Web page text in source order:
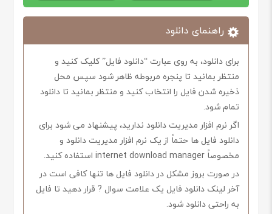
راهنمای دانلود
برای دانلود، به روی عبارت “دانلود فایل” کلیک کنید و
منتظر بمانید تا پنجره مربوطه ظاهر شود سپس محل
ذخیره شدن فایل را انتخاب کنید و منتظر بمانید تا دانلود
تمام شود.
اگر نرم افزار مدیریت دانلود ندارید، پیشنهاد می شود برای
دانلود فایل ها حتماً از یک نرم افزار مدیریت دانلود و
مخصوصاً internet download manager استفاده کنید.
در صورت بروز مشکل در دانلود فایل ها تنها کافی است در
آخر لینک دانلود فایل یک علامت سوال ? قرار دهید تا فایل
به راحتی دانلود شود.